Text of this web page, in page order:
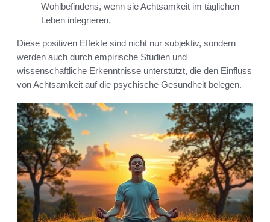
Wohlbefindens, wenn sie Achtsamkeit im täglichen
Leben integrieren.
Diese positiven Effekte sind nicht nur subjektiv, sondern
werden auch durch empirische Studien und
wissenschaftliche Erkenntnisse unterstützt, die den Einfluss
von Achtsamkeit auf die psychische Gesundheit belegen.